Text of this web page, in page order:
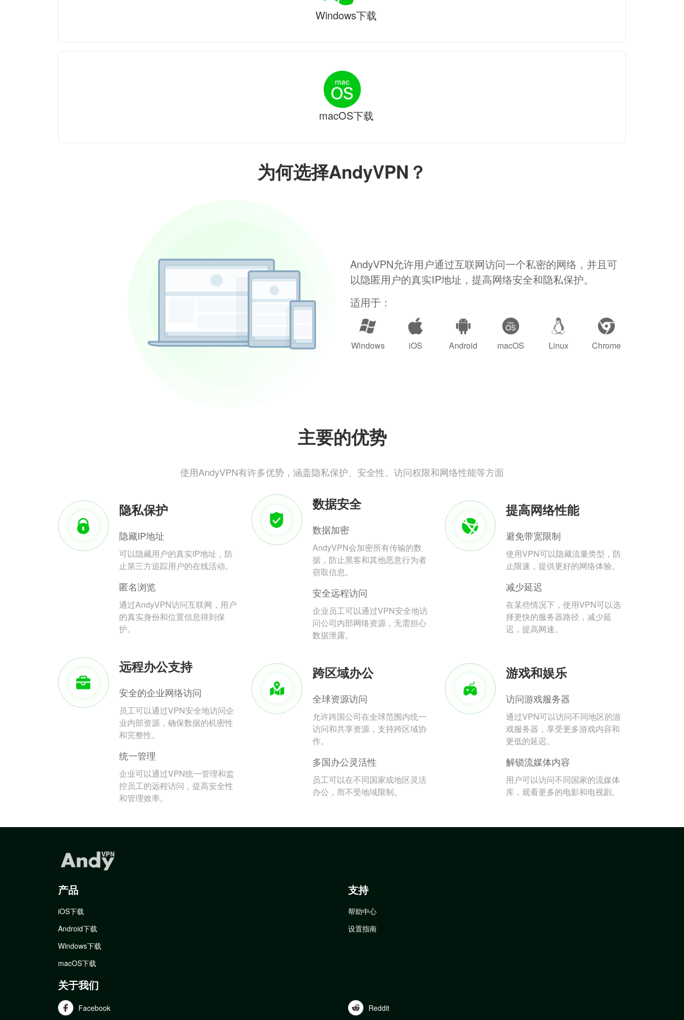
为何选择AndyVPN？
AndyVPN允许用户通过互联网访问一个私密的网络，并且可
以隐匿用户的真实IP地址，提高网络安全和隐私保护。
适用于：
Windows iOS Android macOS Linux Chrome
主要的优势
使用AndyVPN有许多优势，涵盖隐私保护、安全性、访问权限和网络性能等方面
隐私保护
隐藏IP地址
可以隐藏用户的真实IP地址，防
止第三方追踪用户的在线活动。
匿名浏览
通过AndyVPN访问互联网，用户
的真实身份和位置信息得到保
护。
数据安全
数据加密
AndyVPN会加密所有传输的数
据，防止黑客和其他恶意行为者
窃取信息。
安全远程访问
企业员工可以通过VPN安全地访
问公司内部网络资源，无需担心
数据泄露。
提高网络性能
避免带宽限制
使用VPN可以隐藏流量类型，防
止限速，提供更好的网络体验。
减少延迟
在某些情况下，使用VPN可以选
择更快的服务器路径，减少延
迟，提高网速。
远程办公支持
安全的企业网络访问
员工可以通过VPN安全地访问企
业内部资源，确保数据的机密性
和完整性。
统一管理
企业可以通过VPN统一管理和监
控员工的远程访问，提高安全性
和管理效率。
跨区域办公
全球资源访问
允许跨国公司在全球范围内统一
访问和共享资源，支持跨区域协
作。
多国办公灵活性
员工可以在不同国家或地区灵活
办公，而不受地域限制。
游戏和娱乐
访问游戏服务器
通过VPN可以访问不同地区的游
戏服务器，享受更多游戏内容和
更低的延迟。
解锁流媒体内容
用户可以访问不同国家的流媒体
库，观看更多的电影和电视剧。
Windows下载
macOS下载
产品
iOS下载
Android下载
Windows下载
macOS下载
支持
帮助中心
设置指南
关于我们
Facebook Reddit